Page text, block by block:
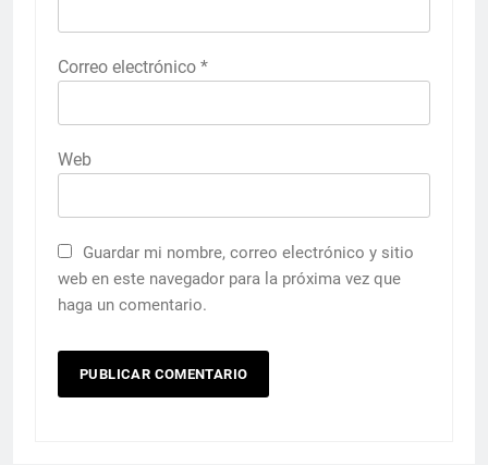
Correo electrónico *
Web
Guardar mi nombre, correo electrónico y sitio
web en este navegador para la próxima vez que
haga un comentario.